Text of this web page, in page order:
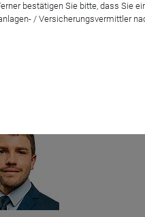
bestätigen Sie bitte, dass Sie
/ Versicherungsvermittler